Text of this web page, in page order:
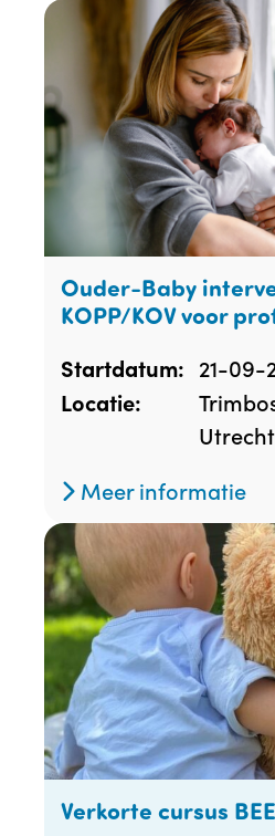
Ouder-Baby
KOPP/KOV voor
Startdatum: 21-09-
Locatie:
Utrecht
Meer informatie
Verkorte cursus